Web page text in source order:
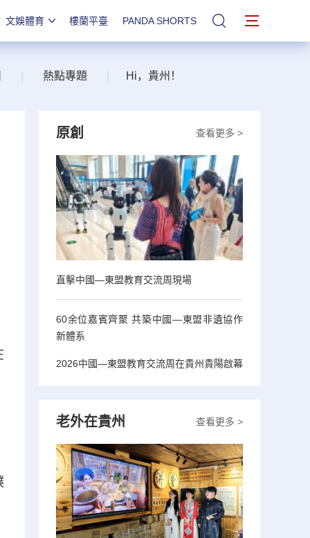
文娛體育 樓蘭平臺 PANDA SHORTS 站內搜索
熱點專題 Hi，貴州！
查看更多 >
原創
直擊中國—東盟教育交流周現場
60余位嘉賓齊聚 共築中國—東盟非遺協作
新體系
2026中國—東盟教育交流周在貴州貴陽啟幕
查看更多 >
老外在貴州